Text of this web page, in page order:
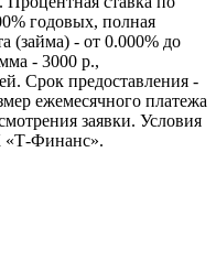
годовых, полная
(займа) - от 0.000% до
- 3000 р.,
Срок предоставления -
ежемесячного платежа
заявки. Условия
Финанс».